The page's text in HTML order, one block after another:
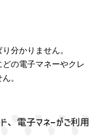
分かりません。
の電子マネーやクレ
。